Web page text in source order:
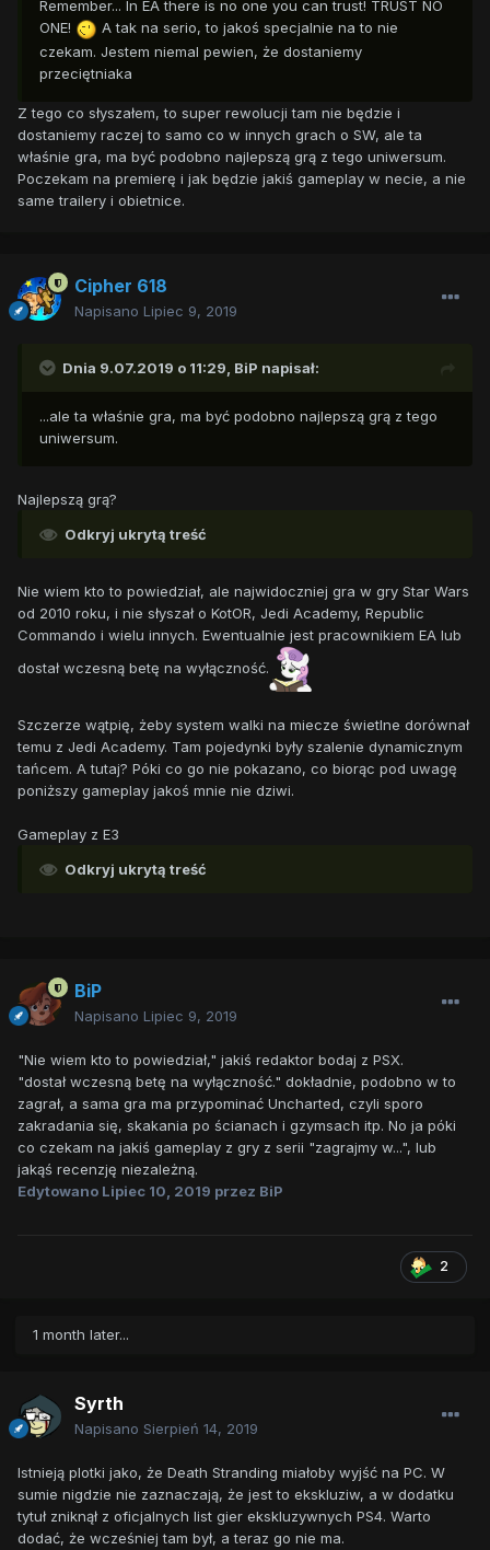
Remember... In EA there is no one you can trust! TRUST NO
ONE!
A tak na serio, to jakoś specjalnie na to nie
czekam. Jestem niemal pewien, że dostaniemy
przeciętniaka
Z tego co słyszałem, to super rewolucji tam nie będzie i
dostaniemy raczej to samo co w innych grach o SW, ale ta
właśnie gra, ma być podobno najlepszą grą z tego uniwersum.
Poczekam na premierę i jak będzie jakiś gameplay w necie, a nie
same trailery i obietnice.
Cipher 618
Napisano Lipiec 9, 2019
Dnia 9.07.2019 o 11:29, BiP napisał:
...ale ta właśnie gra, ma być podobno najlepszą grą z tego
uniwersum.
Najlepszą grą?
Odkryj ukrytą treść
Nie wiem kto to powiedział, ale najwidoczniej gra w gry Star Wars
od 2010 roku, i nie słyszał o KotOR, Jedi Academy, Republic
Commando i wielu innych. Ewentualnie jest pracownikiem EA lub
dostał wczesną betę na wyłączność.
Szczerze wątpię, żeby system walki na miecze świetlne dorównał
temu z Jedi Academy. Tam pojedynki były szalenie dynamicznym
tańcem. A tutaj? Póki co go nie pokazano, co biorąc pod uwagę
poniższy gameplay jakoś mnie nie dziwi.
Gameplay z E3
Odkryj ukrytą treść
BiP
Napisano Lipiec 9, 2019
" Nie wiem kto to powiedział ," jakiś redaktor bodaj z PSX.
"dostał wczesną betę na wyłączność. " dokładnie, podobno w to
zagrał, a sama gra ma przypominać Uncharted, czyli sporo
zakradania się, skakania po ścianach i gzymsach itp. No ja póki
co czekam na jakiś gameplay z gry z serii "zagrajmy w...", lub
jakąś recenzję niezależną.
Edytowano Lipiec 10, 2019 przez BiP
2
1 month later...
Syrth
Napisano Sierpień 14, 2019
Istnieją plotki jako, że Death Stranding miałoby wyjść na PC. W
sumie nigdzie nie zaznaczają, że jest to ekskluziw, a w dodatku
tytuł zniknął z oficjalnych list gier ekskluzywnych PS4. Warto
dodać, że wcześniej tam był, a teraz go nie ma.